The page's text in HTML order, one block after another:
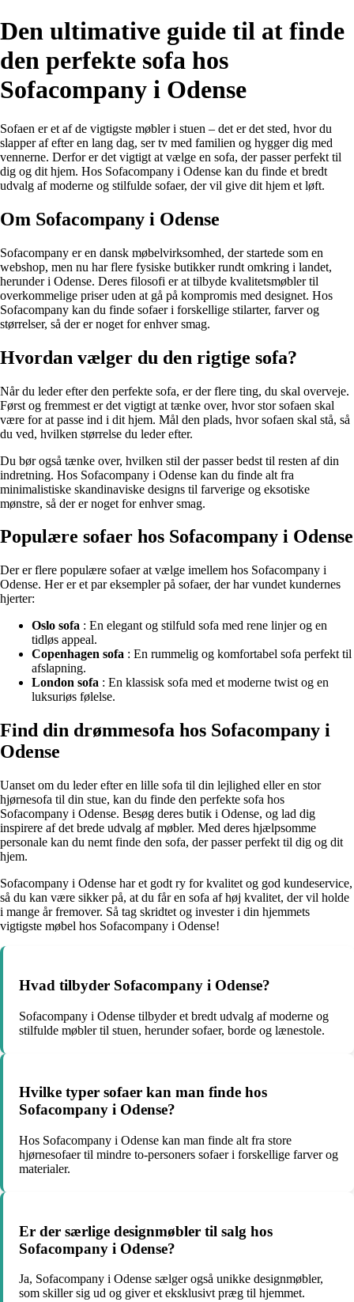
Den ultimative guide til at finde
den perfekte sofa hos
Sofacompany i Odense
Sofaen er et af de vigtigste møbler i stuen – det er det sted, hvor du
slapper af efter en lang dag, ser tv med familien og hygger dig med
vennerne. Derfor er det vigtigt at vælge en sofa, der passer perfekt til
dig og dit hjem. Hos Sofacompany i Odense kan du finde et bredt
udvalg af moderne og stilfulde sofaer, der vil give dit hjem et løft.
Om Sofacompany i Odense
Sofacompany er en dansk møbelvirksomhed, der startede som en
webshop, men nu har flere fysiske butikker rundt omkring i landet,
herunder i Odense. Deres filosofi er at tilbyde kvalitetsmøbler til
overkommelige priser uden at gå på kompromis med designet. Hos
Sofacompany kan du finde sofaer i forskellige stilarter, farver og
størrelser, så der er noget for enhver smag.
Hvordan vælger du den rigtige sofa?
Når du leder efter den perfekte sofa, er der flere ting, du skal overveje.
Først og fremmest er det vigtigt at tænke over, hvor stor sofaen skal
være for at passe ind i dit hjem. Mål den plads, hvor sofaen skal stå, så
du ved, hvilken størrelse du leder efter.
Du bør også tænke over, hvilken stil der passer bedst til resten af din
indretning. Hos Sofacompany i Odense kan du finde alt fra
minimalistiske skandinaviske designs til farverige og eksotiske
mønstre, så der er noget for enhver smag.
Populære sofaer hos Sofacompany i Odense
Der er flere populære sofaer at vælge imellem hos Sofacompany i
Odense. Her er et par eksempler på sofaer, der har vundet kundernes
hjerter:
Oslo sofa : En elegant og stilfuld sofa med rene linjer og en
tidløs appeal.
Copenhagen sofa : En rummelig og komfortabel sofa perfekt til
afslapning.
London sofa : En klassisk sofa med et moderne twist og en
luksuriøs følelse.
Find din drømmesofa hos Sofacompany i
Odense
Uanset om du leder efter en lille sofa til din lejlighed eller en stor
hjørnesofa til din stue, kan du finde den perfekte sofa hos
Sofacompany i Odense. Besøg deres butik i Odense, og lad dig
inspirere af det brede udvalg af møbler. Med deres hjælpsomme
personale kan du nemt finde den sofa, der passer perfekt til dig og dit
hjem.
Sofacompany i Odense har et godt ry for kvalitet og god kundeservice,
så du kan være sikker på, at du får en sofa af høj kvalitet, der vil holde
i mange år fremover. Så tag skridtet og invester i din hjemmets
vigtigste møbel hos Sofacompany i Odense!
Hvad tilbyder Sofacompany i Odense?
Sofacompany i Odense tilbyder et bredt udvalg af moderne og
stilfulde møbler til stuen, herunder sofaer, borde og lænestole.
Hvilke typer sofaer kan man finde hos
Sofacompany i Odense?
Hos Sofacompany i Odense kan man finde alt fra store
hjørnesofaer til mindre to-personers sofaer i forskellige farver og
materialer.
Er der særlige designmøbler til salg hos
Sofacompany i Odense?
Ja, Sofacompany i Odense sælger også unikke designmøbler,
som skiller sig ud og giver et eksklusivt præg til hjemmet.